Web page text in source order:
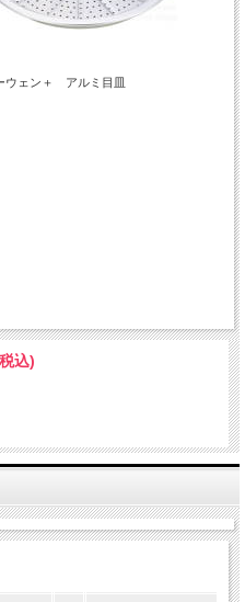
ウェン＋ アルミ目皿
込)